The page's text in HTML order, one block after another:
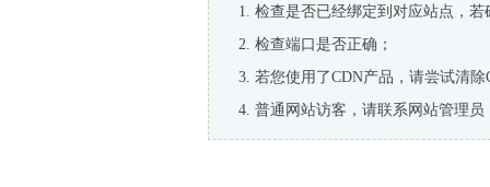
检查是否已经绑定到对应站点，
检查端口是否正确；
若您使用了CDN产品，请尝试清除
普通网站访客，请联系网站管理员